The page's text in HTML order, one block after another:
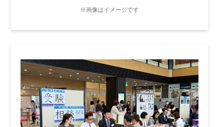
※画像はイメージです